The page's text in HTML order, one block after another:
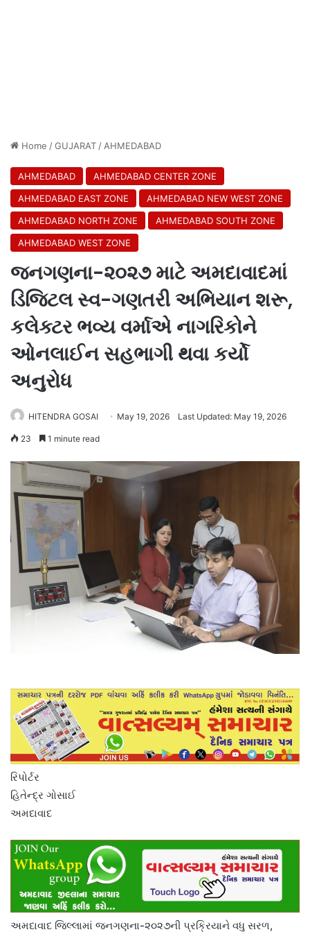
Home /GUJARAT / AHMEDABAD
AHMEDABAD
AHMEDABAD CENTER ZONE
AHMEDABAD EAST ZONE
AHMEDABAD NEW WEST ZONE
AHMEDABAD NORTH ZONE
AHMEDABAD SOUTH ZONE
AHMEDABAD WEST ZONE
જનગણના-૨૦૨૭ માટે અમદાવાદમાં
ડિજિટલ સ્વ-ગણતરી અભિયાન શરૂ,
કલેક્ટર ભવ્ય વર્માએ નાગરિકોને
ઓનલાઈન સહભાગી થવા કર્યો
અનુરોધ
HITENDRA GOSAI May 19, 2026 Last Updated: May 19, 2026
23 1 minute read
રિપોર્ટર
હિતેન્દ્ર ગોસાઈ
અમદાવાદ
અમદાવાદ જિલ્લામાં જનગણના-૨૦૨૭ની પ્રક્રિયાને વધુ સરળ,